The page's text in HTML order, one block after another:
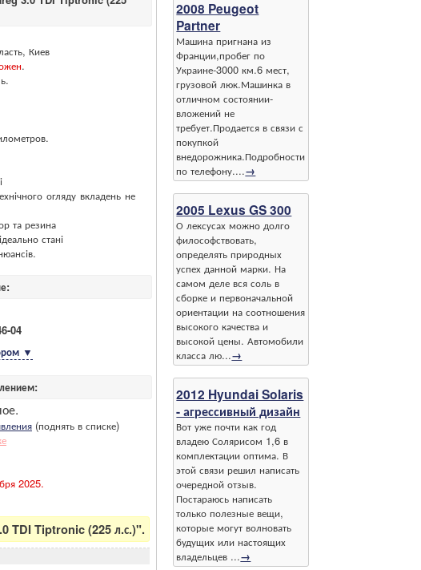
Киев
.
огляду вкладень не
та резина
стані
04
▼
(поднять в списке)
2025.
TDI Tiptronic (225 л.с.)".
2008 Peugeot
Partner
Машина пригнана из
Франции,пробег по
Украине-3000 км.6 мест,
грузовой люк.Машинка в
отличном состоянии-
вложений не
требует.Продается в связи с
покупкой
внедорожника.Подробности
по телефону....→
2005 Lexus GS 300
О лексусах можно долго
философствовать,
определять природных
успех данной марки. На
самом деле вся соль в
сборке и первоначальной
ориентации на соотношения
высокого качества и
высокой цены. Автомобили
класса лю...→
2012 Hyundai Solaris
- агрессивный дизайн
Вот уже почти как год
владею Солярисом 1,6 в
комплектации оптима. В
этой связи решил написать
очередной отзыв.
Постараюсь написать
только полезные вещи,
которые могут волновать
будущих или настоящих
владельцев ...→